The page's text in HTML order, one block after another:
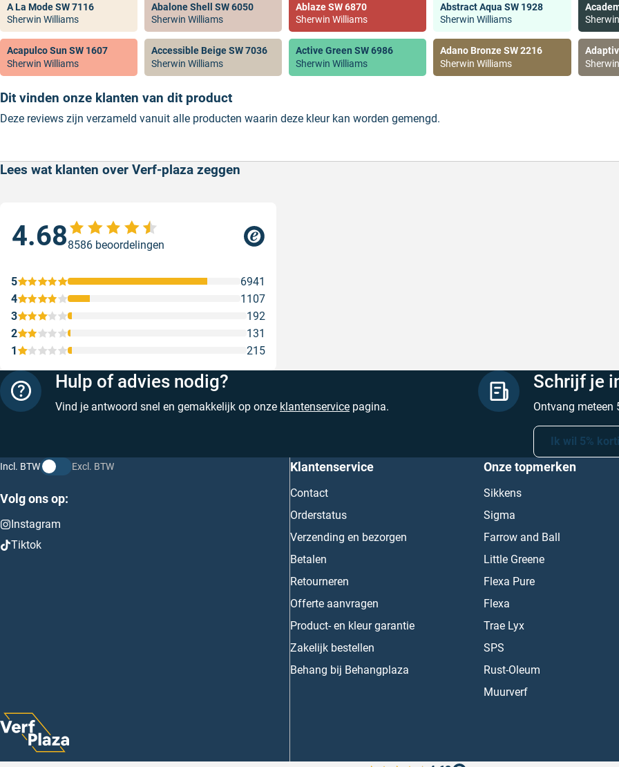
A La Mode SW 7116
Sherwin Williams
Abalone Shell SW 6050
Sherwin Williams
Ablaze SW 6870
Sherwin Williams
Abstract Aqua SW 1928
Sherwin Williams
Acapulco Sun SW 1607
Sherwin Williams
Accessible Beige SW 7036
Sherwin Williams
Active Green SW 6986
Sherwin Williams
Adano Bronze SW 2216
Sherwin Williams
Dit vinden onze klanten van dit product
Deze reviews zijn verzameld vanuit alle producten waarin deze kleur kan worden gemengd.
Lees wat klanten over Verf-plaza zeggen
4.688586 beoordelingen
1 215
2 131
3 192
4 1107
5 6941
Hulp of advies nodig?
Vind je antwoord snel en gemakkelijk op onze klantenservice pagina.
Schrijf je
Ontvang meteen
Ik wil 5%
Incl. BTW Excl. BTW
Volg ons op:
Instagram
Tiktok
Klantenservice
Contact
Orderstatus
Verzending en bezorgen
Betalen
Retourneren
Offerte aanvragen
Product- en kleur garantie
Zakelijk bestellen
Behang bij Behangplaza
Onze topmerken
Sikkens
Sigma
Farrow and Ball
Little Greene
Flexa Pure
Flexa
Trae Lyx
SPS
Rust-Oleum
Muurverf